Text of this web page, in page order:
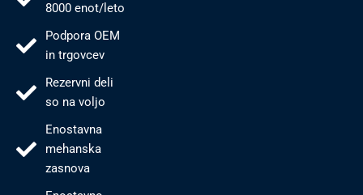
8000 enot/leto
Podpora OEM
in trgovcev
Rezervni deli
so na voljo
Enostavna
mehanska
zasnova